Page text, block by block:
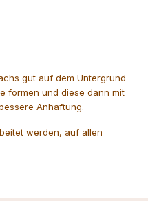
gut auf dem Untergrund
formen und diese dann mit
Anhaftung.
werden, auf allen